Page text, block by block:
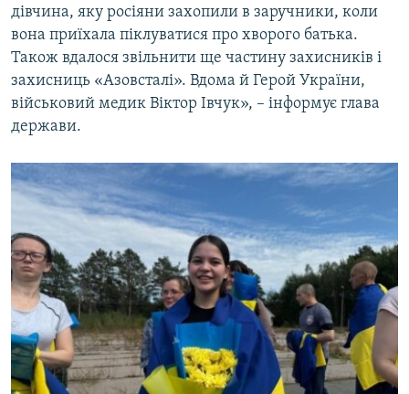
дівчина, яку росіяни захопили в заручники, коли
вона приїхала піклуватися про хворого батька.
Також вдалося звільнити ще частину захисників і
захисниць «Азовсталі». Вдома й Герой України,
військовий медик Віктор Івчук», – інформує глава
держави.